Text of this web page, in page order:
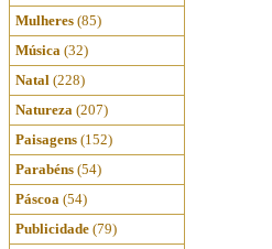
Mulheres (85)
Música (32)
Natal (228)
Natureza (207)
Paisagens (152)
Parabéns (54)
Páscoa (54)
Publicidade (79)